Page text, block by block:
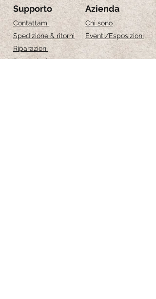
Dimensioni totali del ciondolo:lunghezza di
3 cm
Montatura:gancio in argento 925/placcato
oro.
Significato simbolico: rappresenta purezza,
Supporto
Contattami
Spedizione & ritorni
Riparazioni
Recensioni
Azienda
Chi sono
Eventi/Esposizioni